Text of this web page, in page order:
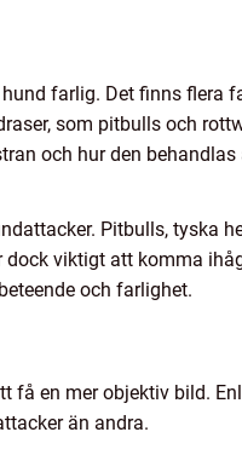
farlig. Det finns flera
som pitbulls och
och hur den behandlas
Pitbulls, tyska
dock viktigt att komma
och farlighet.
få en mer objektiv bild.
än andra.